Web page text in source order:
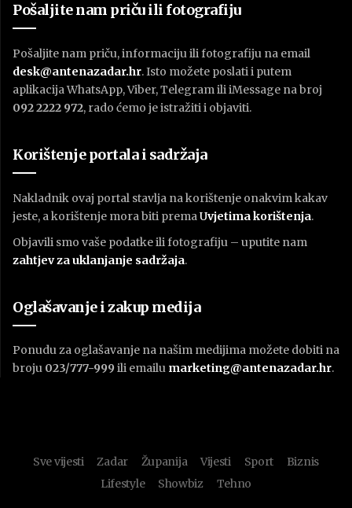
Pošaljite nam priču ili fotografiju
Pošaljite nam priču, informaciju ili fotografiju na email
desk@antenazadar.hr. Isto možete poslati i putem
aplikacija WhatsApp, Viber, Telegram ili iMessage na broj
092 2222 972, rado ćemo je istražiti i objaviti.
Korištenje portala i sadržaja
Nakladnik ovaj portal stavlja na korištenje onakvim kakav
jeste, a korištenje mora biti premaUvjetima korištenja.
Objavili smo vaše podatke ili fotografiju – uputite nam
zahtjev za uklanjanje sadržaja.
Oglašavanje i zakup medija
Ponudu za oglašavanje na našim medijima možete dobiti na
broju 023/777-999 ili emailu marketing@antenazadar.hr.
Sve vijesti Zadar Županija Vijesti Sport
Biznis
Lifestyle
Showbiz Tehno